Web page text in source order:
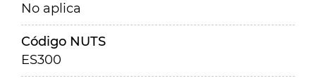
No aplica
Código NUTS
ES300